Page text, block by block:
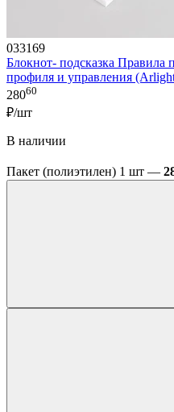
033169
Блокнот- подсказка Правила
профиля и управления
28060
₽/шт
В наличии
Пакет (полиэтилен) 1 шт —